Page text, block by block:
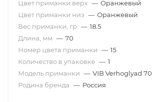
Цвет приманки верх — Оранжевый
Цвет приманки низ — Оранжевый
Вес приманки, гр — 18.5
Длина, мм — 70
Номер цвета приманки — 15
Количество в упаковке — 1
Модель приманки — VIB Verhoglyad 70
Родина бренда — Россия